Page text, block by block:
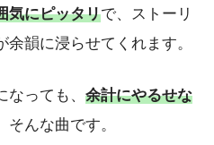
気にピッタリで、ストーリ
余韻に浸らせてくれます。
っても、 余計にやるせな
んな曲です。